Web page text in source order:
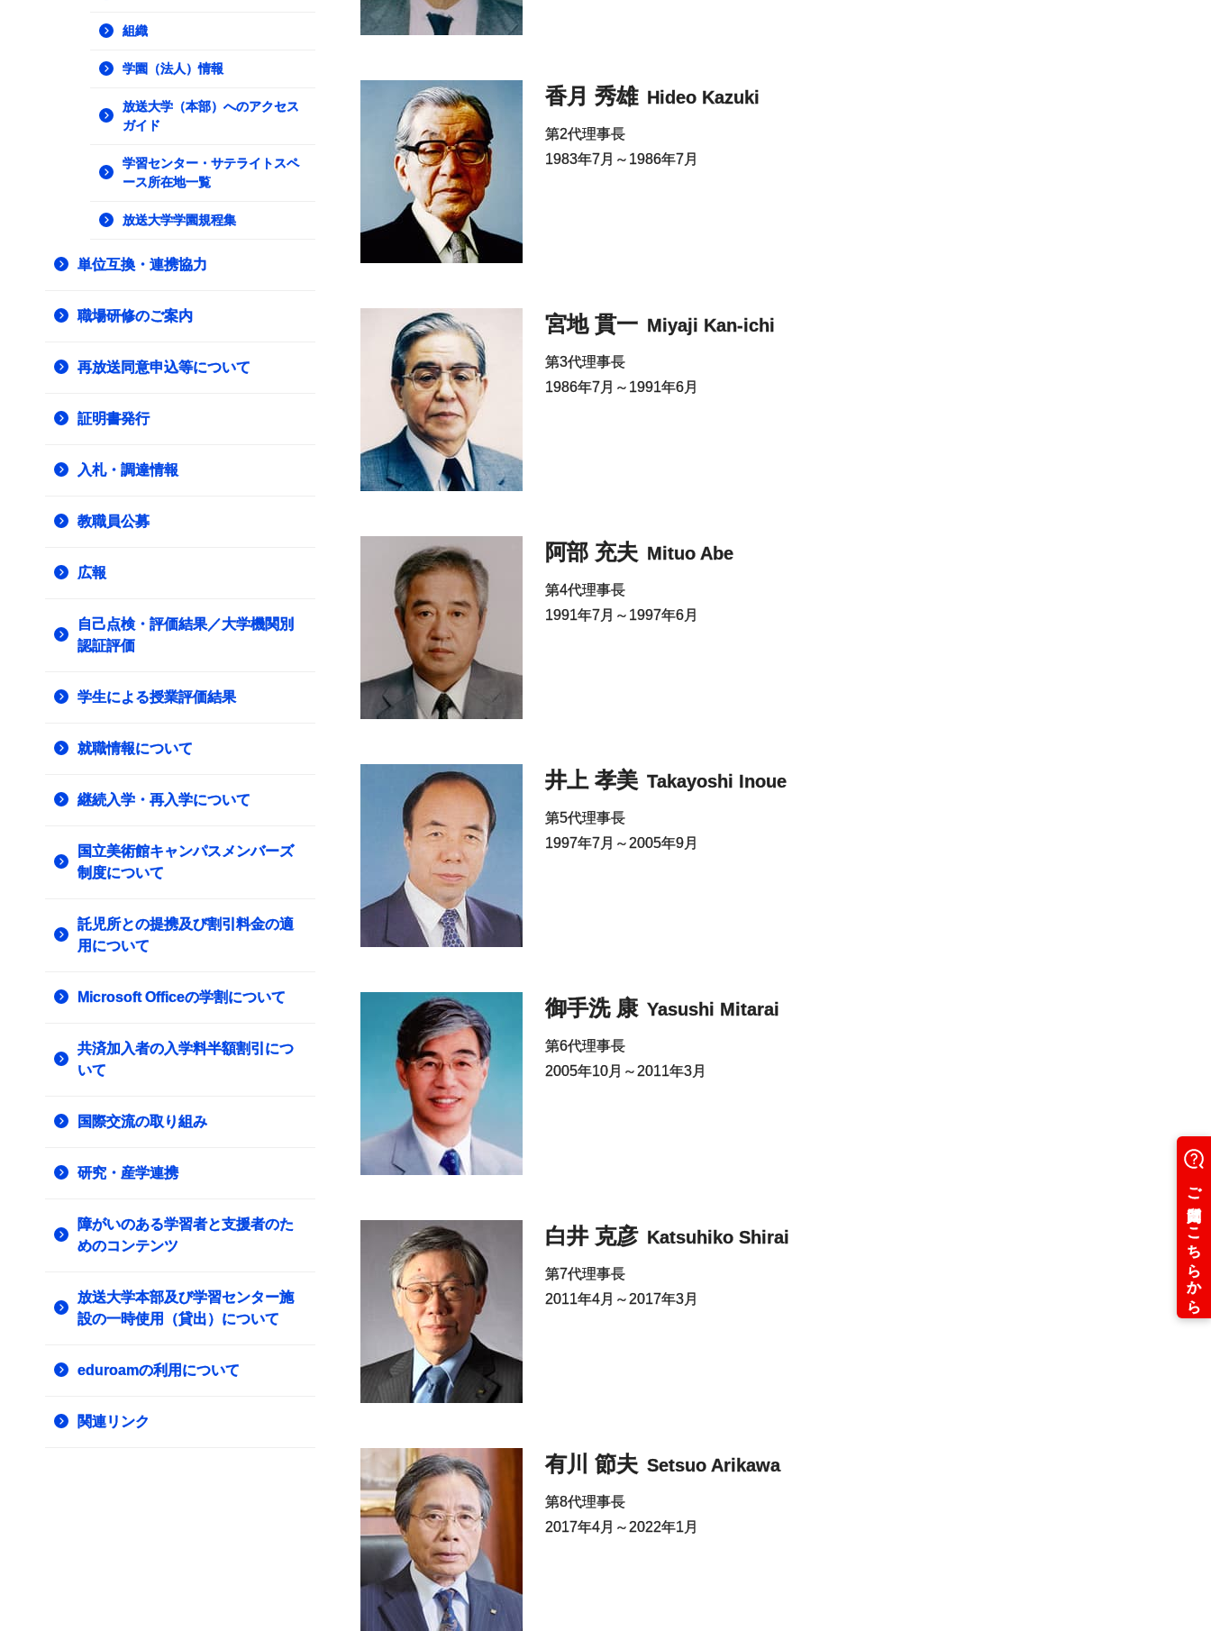
香月 秀雄 Hideo Kazuki
第2代理事長
1983年7月～1986年7月
宮地 貫一 Miyaji Kan-ichi
第3代理事長
1986年7月～1991年6月
阿部 充夫 Mituo Abe
第4代理事長
1991年7月～1997年6月
井上 孝美 Takayoshi Inoue
第5代理事長
1997年7月～2005年9月
御手洗 康 Yasushi Mitarai
第6代理事長
2005年10月～2011年3月
白井 克彦 Katsuhiko Shirai
第7代理事長
2011年4月～2017年3月
有川 節夫 Setsuo Arikawa
第8代理事長
2017年4月～2022年1月
組織
学園（法人）情報
放送大学（本部）へのアクセス
ガイド
学習センター・サテライトスペ
ース所在地一覧
放送大学学園規程集
単位互換・連携協力
職場研修のご案内
再放送同意申込等について
証明書発行
入札・調達情報
教職員公募
広報
自己点検・評価結果／大学機関別
認証評価
学生による授業評価結果
就職情報について
継続入学・再入学について
国立美術館キャンパスメンバーズ
制度について
託児所との提携及び割引料金の適
用について
Microsoft Officeの学割について
共済加入者の入学料半額割引につ
いて
国際交流の取り組み
研究・産学連携
障がいのある学習者と支援者のた
めのコンテンツ
放送大学本部及び学習センター施
設の一時使用（貸出）について
eduroamの利用について
関連リンク